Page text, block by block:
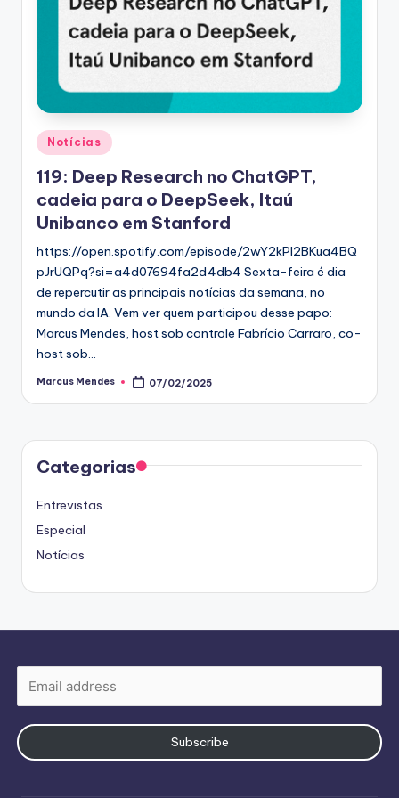
Posted
in
Notícias
119: Deep Research no ChatGPT,
cadeia para o DeepSeek, Itaú
Unibanco em Stanford
https://open.spotify.com/episode/2wY2kPl2BKua4BQ
pJrUQPq?si=a4d07694fa2d4db4 Sexta-feira é dia
de repercutir as principais notícias da semana, no
mundo da IA. Vem ver quem participou desse papo:
Marcus Mendes, host sob controle Fabrício Carraro, co-
host sob…
Posted
Marcus Mendes 07/02/2025
Categorias
Entrevistas
Especial
Notícias
Subscribe